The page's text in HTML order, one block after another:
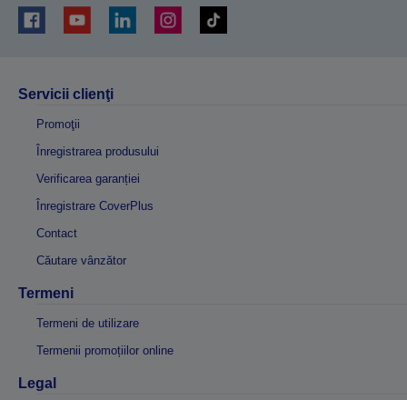
Servicii clienţi
Promoţii
Înregistrarea produsului
Verificarea garanției
Înregistrare CoverPlus
Contact
Căutare vânzător
Termeni
Termeni de utilizare
Termenii promoțiilor online
Legal